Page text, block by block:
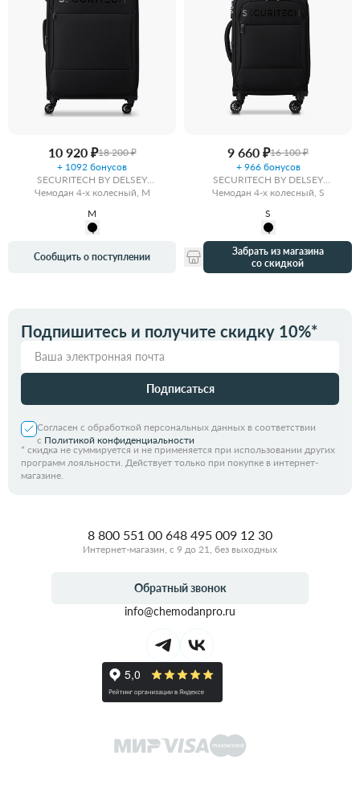
10 920 ₽18 200 ₽
+ 1092 бонусов
SECURITECH BY DELSEY
VANGUARD
Чемодан 4-х колесный, M
M
Сообщить о поступлении
9 660 ₽16 100 ₽
+ 966 бонусов
SECURITECH BY DELSEY
VANGUARD
Чемодан 4-х колесный, S
S
Забрать из магазина
со скидкой
Подпишитесь и получите скидку 10%*
Подписаться
Согласен с обработкой персональных данных в соответствии
с Политикой конфиденциальности
* скидка не суммируется и не применяется при использовании других
программ лояльности. Действует только при покупке в интернет-
магазине.
8 800 551 00 648 495 009 12 30
Интернет-магазин, с 9 до 21, без выходных
Обратный звонок
info@chemodanpro.ru